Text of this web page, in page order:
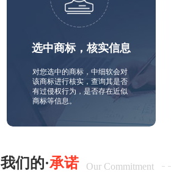
选中商标，核实信息
对您选中的商标，中细软会对
该商标进行核实，查询其是否
有过侵权行为，是否存在近似
商标等信息。
我们的·承诺 Our Commitment